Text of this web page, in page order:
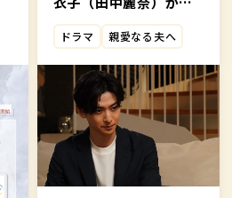
現れ、優一を罠に嵌め
ていく――。 第２話は７月
９日(木)２４:０9～放
送！
ドラマ 親愛なる夫へ